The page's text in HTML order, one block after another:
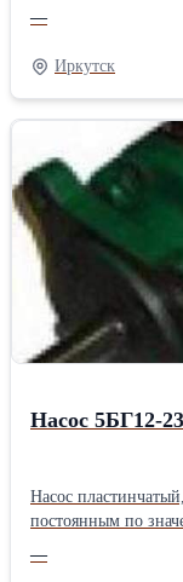
минерального масла
гидросистемы
температуре масла
среды от 1 до 40
отфильтровано от
изготавливаются с
часовой стрелке,
Технические характеристики:
давление, МПа 6,3/7,0 Минимальная/Номинальная/
Максимальная частота
Номинальная подача, л/мин 5,8/ 5,8
2,2 Масса, кг 17 Габаритные и присоединительные размеры.Тип:
Пластинчатые
—
Иркутск
Насос 5БГ12-
Насос пластинчатый, габарита
постоянным по
минерального масла
—